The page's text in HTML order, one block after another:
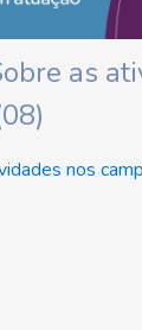
as
nos